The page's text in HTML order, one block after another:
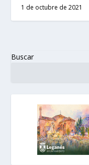
1 de octubre de 2021
Buscar